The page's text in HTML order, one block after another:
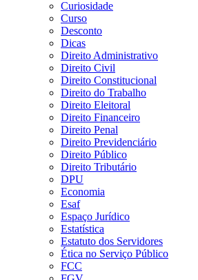
Curiosidade
Curso
Desconto
Dicas
Direito Administrativo
Direito Civil
Direito Constitucional
Direito do Trabalho
Direito Eleitoral
Direito Financeiro
Direito Penal
Direito Previdenciário
Direito Público
Direito Tributário
DPU
Economia
Esaf
Espaço Jurídico
Estatística
Estatuto dos Servidores
Ética no Serviço Público
FCC